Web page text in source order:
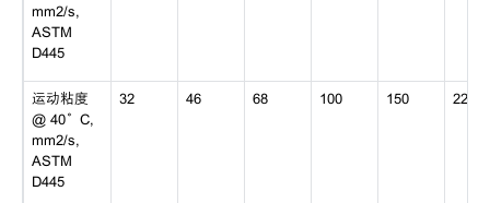
mm2/s,
ASTM
D445
运动粘度
@ 40°C,
mm2/s,
ASTM
D445
32 46 68 100 150 220